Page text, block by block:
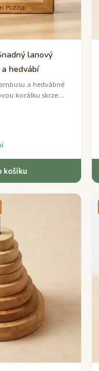
lanový
hedvábí
a hedvábné
korálku skrze
košíku